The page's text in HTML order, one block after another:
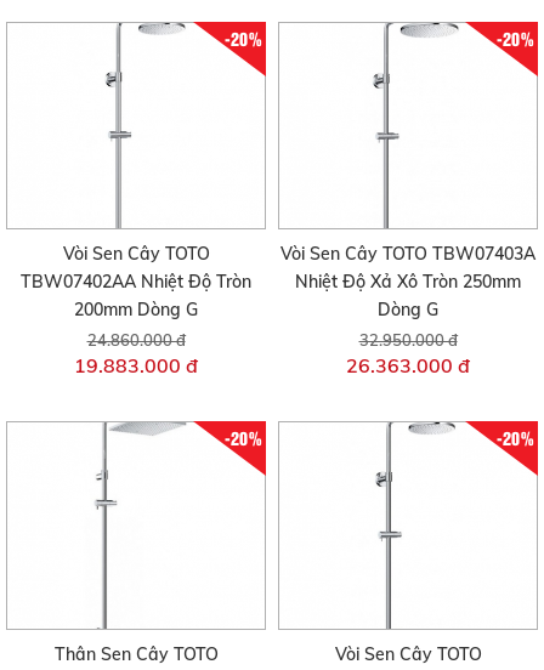
-20%
Vòi Sen Cây TOTO
TBW07402AA Nhiệt Độ Tròn
200mm Dòng G
24.860.000 đ
19.883.000 đ
-20%
Vòi Sen Cây TOTO TBW07403A
Nhiệt Độ Xả Xô Tròn 250mm
Dòng G
32.950.000 đ
26.363.000 đ
-20%
Thân Sen Cây TOTO
-20%
Vòi Sen Cây TOTO